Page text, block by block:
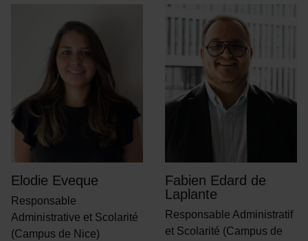
Elodie Eveque
Responsable
Administrative et Scolarité
(Campus de Nice)
Fabien Edard de
Laplante
Responsable Administratif
et Scolarité (Campus de